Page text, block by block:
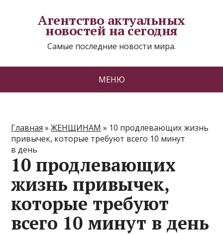
Агентство актуальных
новостей на сегодня
Самые последние новости мира.
МЕНЮ
Главная »ЖЕНЩИНАМ » 10 продлевающих жизнь
привычек, которые требуют всего 10 минут
в день
10 продлевающих
жизнь привычек,
которые требуют
всего 10 минут в день